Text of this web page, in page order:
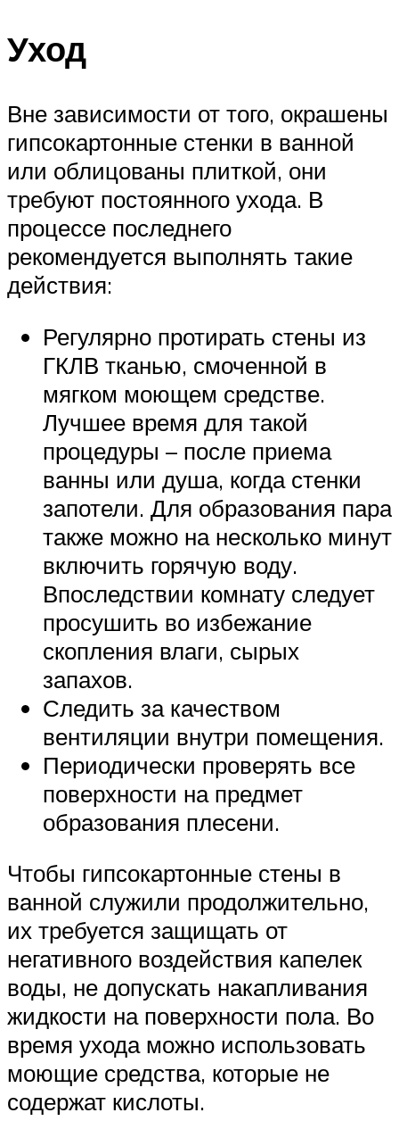
Уход
Вне зависимости от того, окрашены
гипсокартонные стенки в ванной
или облицованы плиткой, они
требуют постоянного ухода. В
процессе последнего
рекомендуется выполнять такие
действия:
Регулярно протирать стены из
ГКЛВ тканью, смоченной в
мягком моющем средстве.
Лучшее время для такой
процедуры – после приема
ванны или душа, когда стенки
запотели. Для образования пара
также можно на несколько минут
включить горячую воду.
Впоследствии комнату следует
просушить во избежание
скопления влаги, сырых
запахов.
Следить за качеством
вентиляции внутри помещения.
Периодически проверять все
поверхности на предмет
образования плесени.
Чтобы гипсокартонные стены в
ванной служили продолжительно,
их требуется защищать от
негативного воздействия капелек
воды, не допускать накапливания
жидкости на поверхности пола. Во
время ухода можно использовать
моющие средства, которые не
содержат кислоты.